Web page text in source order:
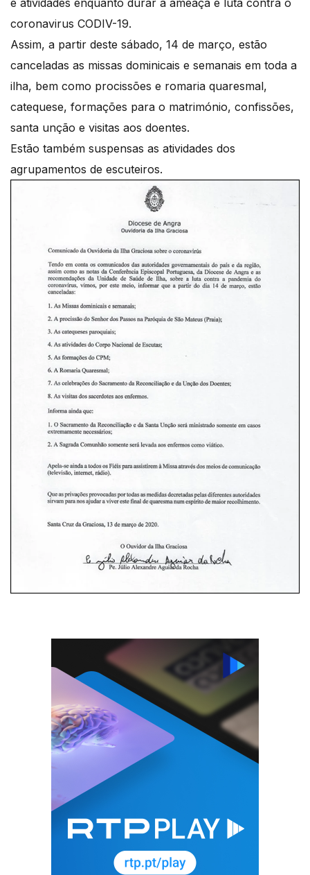
e atividades enquanto durar a ameaça e luta contra o
coronavirus CODIV-19.
Assim, a partir deste sábado, 14 de março, estão
canceladas as missas dominicais e semanais em toda a
ilha, bem como procissões e romaria quaresmal,
catequese, formações para o matrimónio, confissões,
santa unção e visitas aos doentes.
Estão também suspensas as atividades dos
agrupamentos de escuteiros.